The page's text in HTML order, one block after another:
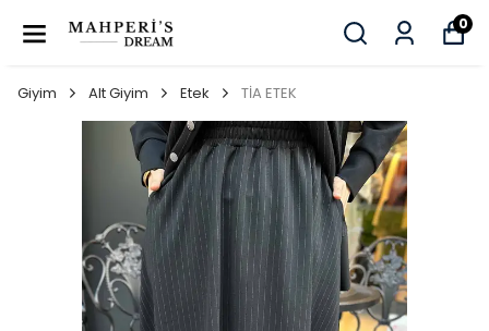
0
Giyim Alt Giyim Etek TİA ETEK